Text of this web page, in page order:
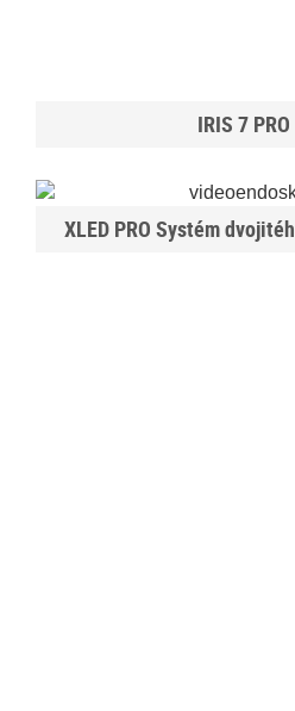
IRIS 7 PRO
XLED PRO Systém